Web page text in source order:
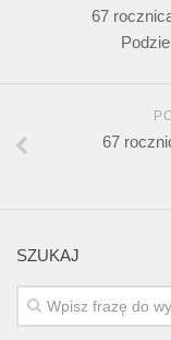
67
67
SZUKAJ